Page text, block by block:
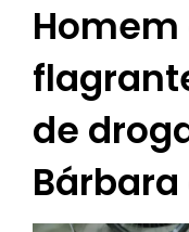
de
Bárbara